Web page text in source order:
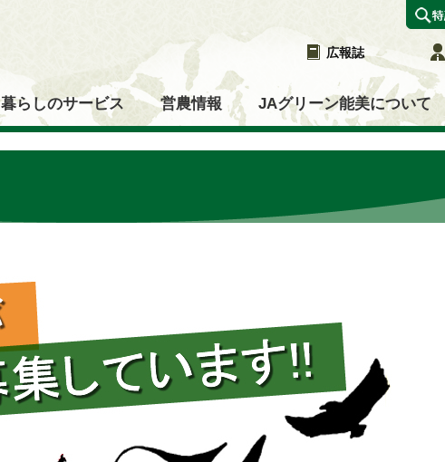
広報誌
暮らしのサービス 営農情報 JAグリーン能美について